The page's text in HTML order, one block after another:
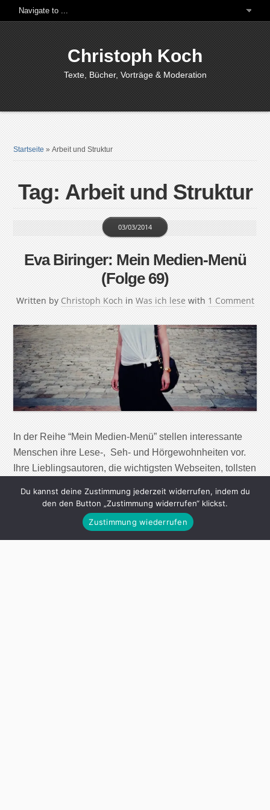
Christoph Koch
Texte, Bücher, Vorträge & Moderation
Startseite »Arbeit und Struktur
Tag: Arbeit und Struktur
Eva Biringer: Mein Medien-Menü
(Folge 69)
Written by Christoph Koch
03/03/2014
in Was ich lese with 1 Comment
In der Reihe “Mein Medien-Menü” stellen interessante
Menschen ihre Lese-, Seh- und Hörgewohnheiten vor.
Ihre Lieblingsautoren, die wichtigsten Webseiten, tollsten
nützliche Apps und Werkzeuge, um in der immer
größeren Menge von Informationen, den Überblick zu
behalten und Wichtiges von Unwichtigem zu trennen.
Du kannst deine Zustimmung jederzeit widerrufen, indem du
den den Button „Zustimmung widerrufen“ klickst.
Zustimmung wiederrufen